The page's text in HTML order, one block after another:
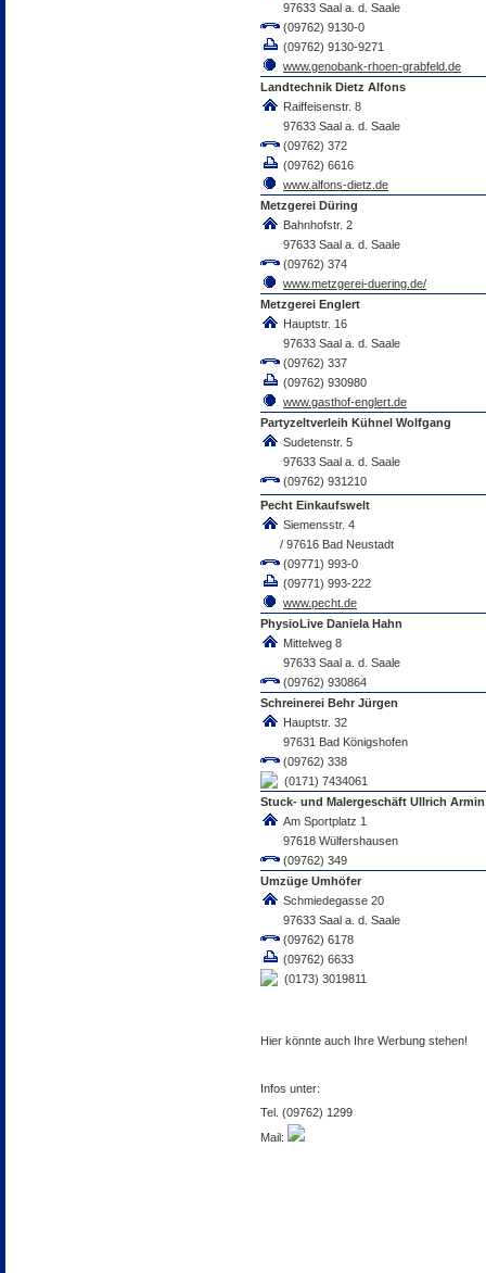
97633 Saal a. d. Saale
(09762) 9130-0
(09762) 9130-9271
www.genobank-rhoen-grabfeld.de
Landtechnik Dietz Alfons
Raiffeisenstr. 8
97633 Saal a. d. Saale
(09762) 372
(09762) 6616
www.alfons-dietz.de
Metzgerei Düring
Bahnhofstr. 2
97633 Saal a. d. Saale
(09762) 374
www.metzgerei-duering.de/
Metzgerei Englert
Hauptstr. 16
97633 Saal a. d. Saale
(09762) 337
(09762) 930980
www.gasthof-englert.de
Partyzeltverleih Kühnel Wolfgang
Sudetenstr. 5
97633 Saal a. d. Saale
(09762) 931210
Pecht Einkaufswelt
Siemensstr. 4
/ 97616 Bad Neustadt
(09771) 993-0
(09771) 993-222
www.pecht.de
PhysioLive Daniela Hahn
Mittelweg 8
97633 Saal a. d. Saale
(09762) 930864
Schreinerei Behr Jürgen
Hauptstr. 32
97631 Bad Königshofen
(09762) 338
(0171) 7434061
Stuck- und Malergeschäft Ullrich Armin
Am Sportplatz 1
97618 Wülfershausen
(09762) 349
Umzüge Umhöfer
Schmiedegasse 20
97633 Saal a. d. Saale
(09762) 6178
(09762) 6633
(0173) 3019811
Hier könnte auch Ihre Werbung stehen!
Infos unter:
Tel. (09762) 1299
Mail: